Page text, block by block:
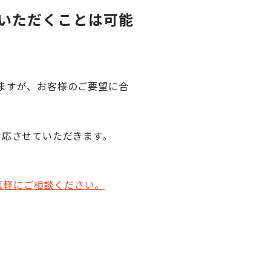
ただくことは可能
すが、お客様のご要望に合
させていただきます。
にご相談ください。